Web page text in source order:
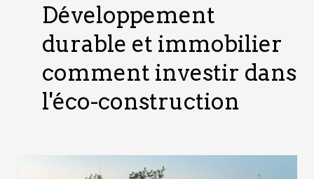
Développement
durable et immobilier
comment investir dans
l'éco-construction